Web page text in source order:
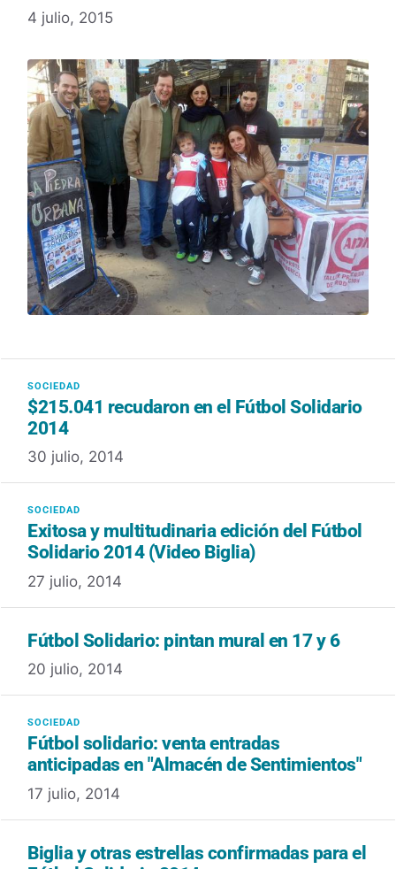
4 julio, 2015
$215.041 recudaron en el Fútbol Solidario
2014
30 julio, 2014
Exitosa y multitudinaria edición del Fútbol
Solidario 2014 (Video Biglia)
27 julio, 2014
Fútbol Solidario: pintan mural en 17 y 6
20 julio, 2014
Fútbol solidario: venta entradas
anticipadas en "Almacén de Sentimientos"
17 julio, 2014
Biglia y otras estrellas confirmadas para el